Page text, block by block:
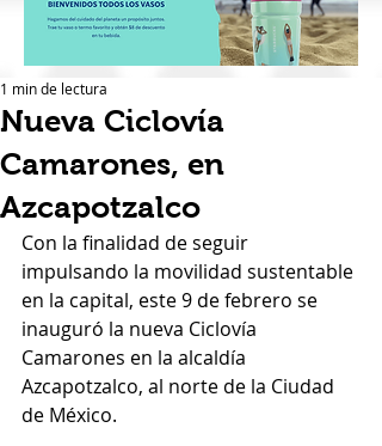
Nueva Ciclovía
Camarones, en
Azcapotzalco
1 min de lectura
Con la finalidad de seguir
impulsando la movilidad sustentable
en la capital, este 9 de febrero se
inauguró la nueva Ciclovía
Camarones en la alcaldía
Azcapotzalco, al norte de la Ciudad
de México.